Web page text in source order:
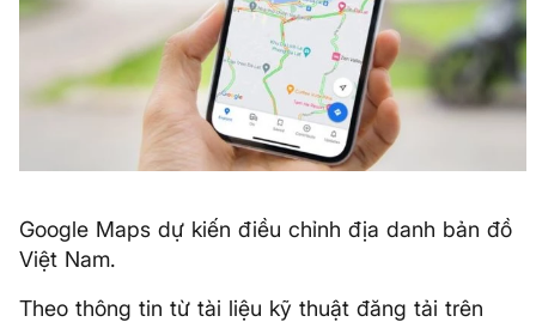
Google Maps dự kiến điều chỉnh địa danh bản đồ
Việt Nam.
Theo thông tin từ tài liệu kỹ thuật đăng tải trên